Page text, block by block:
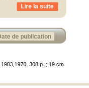
Lire la suite
de publication
308 p. ; 19 cm.